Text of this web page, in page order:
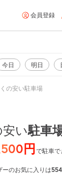
会員登録
今日 明日
の安い駐車場
安い駐車
円で駐車で
ーのお気に入りは